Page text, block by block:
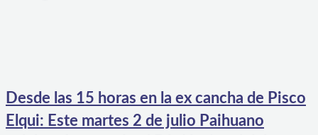
Desde las 15 horas en la ex cancha de Pisco
Elqui: Este martes 2 de julio Paihuano